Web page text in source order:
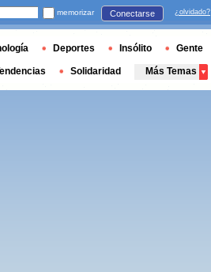
memorizar Conectarse ¿olvidado?
Deportes Insólito Gente
Solidaridad Más Temas